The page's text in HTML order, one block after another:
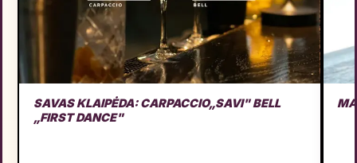
SAVAS KLAIPĖDA: CARPACCIO„SAVI" BELL
„FIRST DANCE"